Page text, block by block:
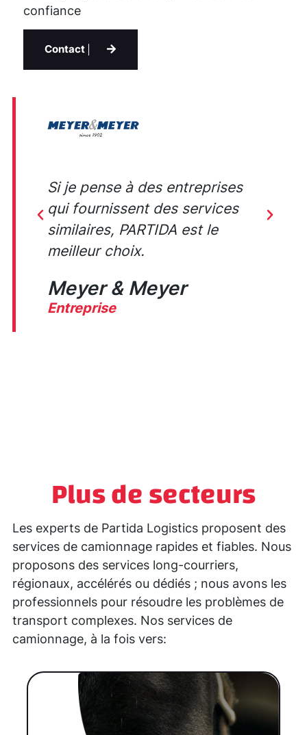
confiance
Contact
Si je pense à des entreprises
qui fournissent des services
similaires, PARTIDA est le
meilleur choix.
Meyer & Meyer
Entreprise
Plus de secteurs
Les experts de Partida Logistics proposent des
services de camionnage rapides et fiables. Nous
proposons des services long-courriers,
régionaux, accélérés ou dédiés ; nous avons les
professionnels pour résoudre les problèmes de
transport complexes. Nos services de
camionnage, à la fois vers: